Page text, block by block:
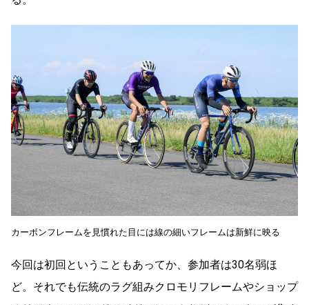
カーボンフレームを見慣れた目には線の細いフレームは新鮮に映る
今回は初回ということもあってか、参加者は30名弱ほ
ど。それでも伝統のラグ組みクロモリフレームやショップ